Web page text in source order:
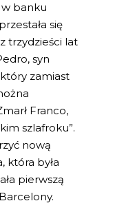
w banku
się
trzydzieści lat
syn
zamiast
Franco,
szlafroku”.
nową
która była
pierwszą